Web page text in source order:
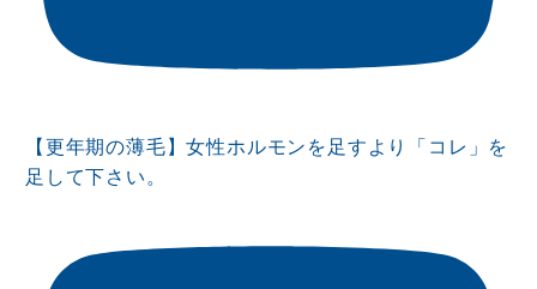
【更年期の薄毛】女性ホルモンを足すより「コレ」を
足して下さい。